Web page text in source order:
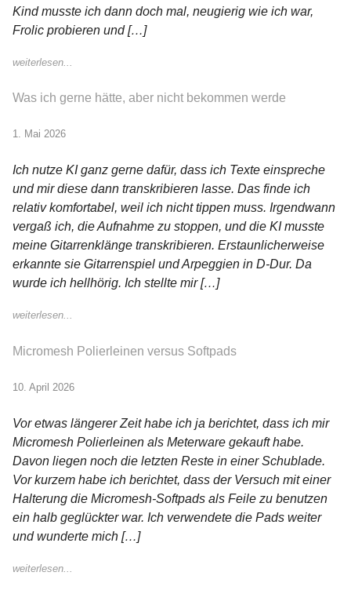
Kind musste ich dann doch mal, neugierig wie ich war,
Frolic probieren und […]
weiterlesen...
Was ich gerne hätte, aber nicht bekommen werde
1. Mai 2026
Ich nutze KI ganz gerne dafür, dass ich Texte einspreche
und mir diese dann transkribieren lasse. Das finde ich
relativ komfortabel, weil ich nicht tippen muss. Irgendwann
vergaß ich, die Aufnahme zu stoppen, und die KI musste
meine Gitarrenklänge transkribieren. Erstaunlicherweise
erkannte sie Gitarrenspiel und Arpeggien in D-Dur. Da
wurde ich hellhörig. Ich stellte mir […]
weiterlesen...
Micromesh Polierleinen versus Softpads
10. April 2026
Vor etwas längerer Zeit habe ich ja berichtet, dass ich mir
Micromesh Polierleinen als Meterware gekauft habe.
Davon liegen noch die letzten Reste in einer Schublade.
Vor kurzem habe ich berichtet, dass der Versuch mit einer
Halterung die Micromesh-Softpads als Feile zu benutzen
ein halb geglückter war. Ich verwendete die Pads weiter
und wunderte mich […]
weiterlesen...